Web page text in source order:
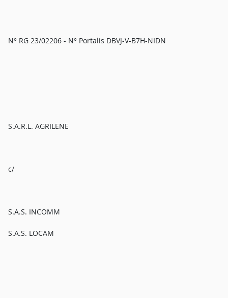
N° RG 23/02206 - N° Portalis DBVJ-V-B7H-NIDN
S.A.R.L. AGRILENE
c/
S.A.S. INCOMM
S.A.S. LOCAM